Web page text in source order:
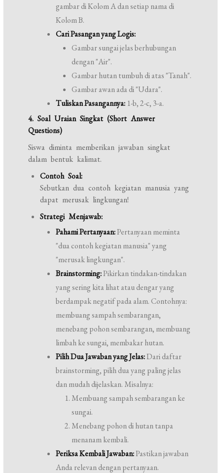
gambar di Kolom A dan setiap nama di
Kolom B.
Cari Pasangan yang Logis:
Gambar sungai jelas berhubungan
dengan "Air".
Gambar hutan tumbuh di atas "Tanah".
Gambar awan ada di "Udara".
Tuliskan Pasangannya: 1-b, 2-c, 3-a.
4. Soal Uraian Singkat (Short Answer
Questions)
Siswa diminta memberikan jawaban singkat
dalam bentuk kalimat.
Contoh Soal:
Sebutkan dua contoh kegiatan manusia yang
dapat merusak lingkungan!
Strategi Menjawab:
Pahami Pertanyaan:Pertanyaan meminta
"dua contoh kegiatan manusia" yang
"merusak lingkungan".
Brainstorming:Pikirkan tindakan-tindakan
yang sering kita lihat atau dengar yang
berdampak negatif pada alam. Contohnya:
membuang sampah sembarangan,
menebang pohon sembarangan, membuang
limbah ke sungai, membakar hutan.
Pilih Dua Jawaban yang Jelas:Dari daftar
brainstorming, pilih dua yang paling jelas
dan mudah dijelaskan. Misalnya:
Membuang sampah sembarangan ke
sungai.
Menebang pohon di hutan tanpa
menanam kembali.
Periksa Kembali Jawaban:Pastikan jawaban
Anda relevan dengan pertanyaan.